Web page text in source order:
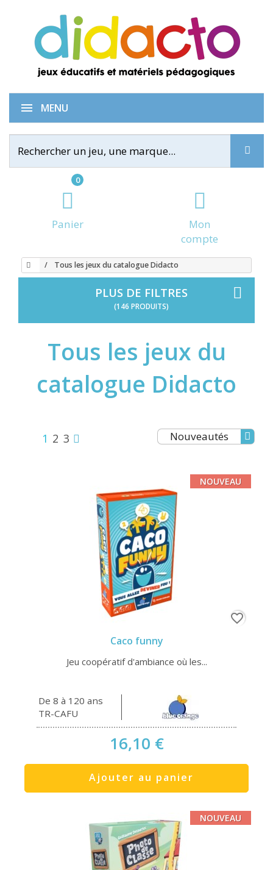
0
Panier
Mon
compte
MENU
Tous les jeux du catalogue Didacto
PLUS DE FILTRES
(146 PRODUITS)
Tous les jeux du
catalogue Didacto
1 2 3 Nouveautés
Caco funny
Jeu coopératif d'ambiance où les...
De 8 à 120 ans
TR-CAFU
16,10 €
Ajouter au panier
NOUVEAU
favorite_border
NOUVEAU